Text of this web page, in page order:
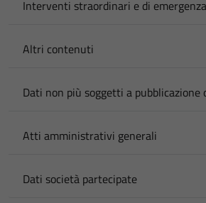
Interventi straordinari e di emergenza
Altri contenuti
Dati non più soggetti a pubblicazione
Atti amministrativi generali
Dati società partecipate